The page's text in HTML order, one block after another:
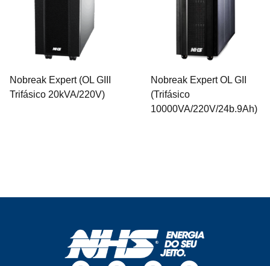
Nobreak Expert (OL GIII
Trifásico 20kVA/220V)
Nobreak Expert OL GII
(Trifásico
10000VA/220V/24b.9Ah)